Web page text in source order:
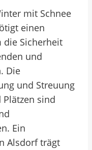
mit Schnee
einen
die Sicherheit
und
Die
und Streuung
Plätzen sind
Ein
Alsdorf trägt